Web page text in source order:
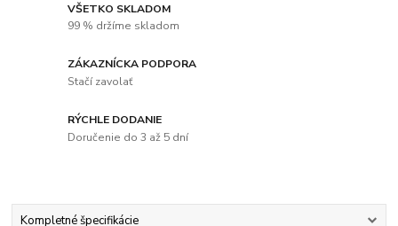
VŠETKO SKLADOM
99 % držíme skladom
ZÁKAZNÍCKA PODPORA
Stačí zavolať
RÝCHLE DODANIE
Doručenie do 3 až 5 dní
Kompletné špecifikácie